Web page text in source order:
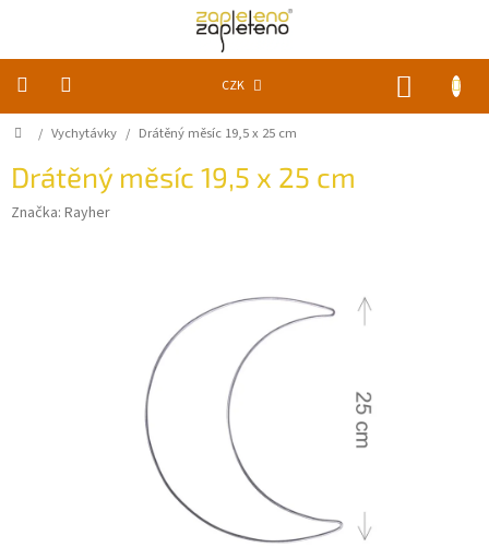
CZK
KLUBKA
zapletení
Domů
/ Vychytávky / Drátěný měsíc 19,5 x 25 cm
Drátěný měsíc 19,5 x 25 cm
Značka: Rayher